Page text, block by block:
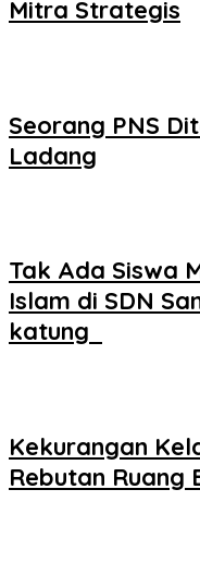
Mitra Strategis
Seorang PNS
Ladang
Tak Ada Siswa
Islam di SDN
katung ‎
Kekurangan
Rebutan Ruang